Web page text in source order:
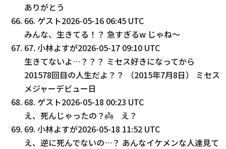
ありがとう
66. ゲスト2026-05-16 06:45 UTC
みんな、生きてる！？ 急すぎるw じゃね〜
67. 小林よすが2026-05-17 09:10 UTC
生きてないよ…？？？ ミセス好きになってから
201578回目の人生だよ？？ （2015年7月8日） ミセス
メジャーデビュー日
68. ゲスト2026-05-18 00:23 UTC
え、死んじゃったの？👼 え？
69. 小林よすが2026-05-18 11:52 UTC
え、逆に死んでないの…？ あんなイケメンな人達見て